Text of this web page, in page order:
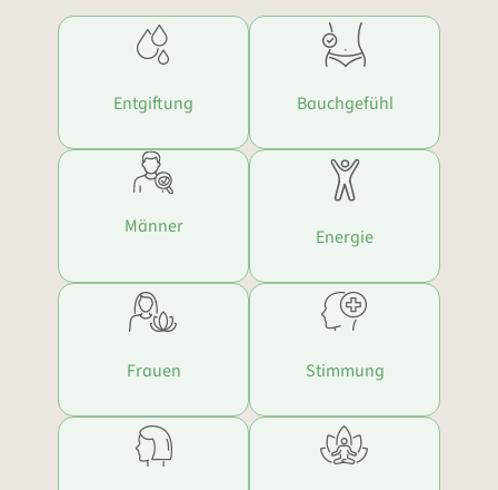
Entgiftung Bauchgefühl
Männer Energie
Frauen Stimmung